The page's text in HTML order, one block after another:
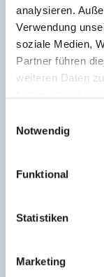
analysieren.
Verwendung
soziale Medien,
Partner führen
weiteren Daten
Rohr 23// A-6280
Notwendig
Funktional
Statistiken
Marketing